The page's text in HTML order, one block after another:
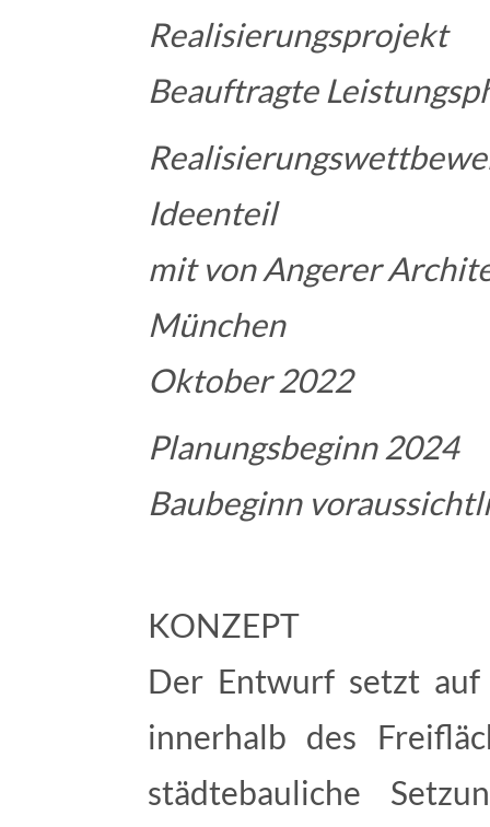
Realisierungsprojekt
Beauftragte
Ideenteil
mit von Angerer
München
Oktober 2022
Planungsbeginn 2024
Baubeginn
KONZEPT
Der Entwurf setzt auf
innerhalb des
städtebauliche